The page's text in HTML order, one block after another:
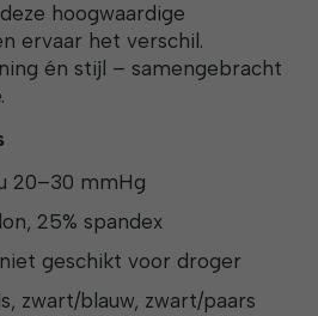
hoogwaardige
ervaar het verschil.
én stijl – samengebracht
20–30 mmHg
25% spandex
geschikt voor droger
zwart/blauw, zwart/paars